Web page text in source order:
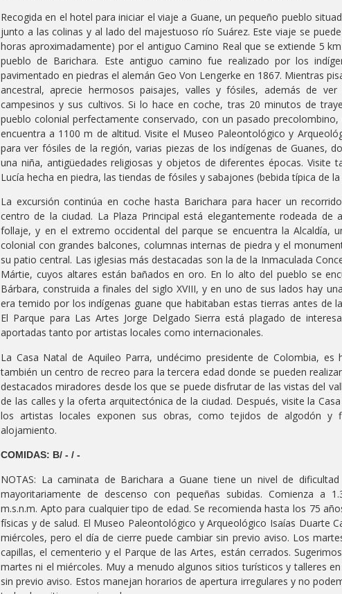
Recogida en el hotel para iniciar el viaje a Guane, un pequeño pueblo
junto a las colinas y al lado del majestuoso río Suárez. Este viaje se
horas aproximadamente) por el antiguo Camino Real que se extiende 5
pueblo de Barichara. Este antiguo camino fue realizado por los
pavimentado en piedras el alemán Geo Von Lengerke en 1867. Mientras
ancestral, aprecie hermosos paisajes, valles y fósiles, además de
campesinos y sus cultivos. Si lo hace en coche, tras 20 minutos de
pueblo colonial perfectamente conservado, con un pasado precolombino,
encuentra a 1100 m de altitud. Visite el Museo Paleontológico y
para ver fósiles de la región, varias piezas de los indígenas de Guanes,
una niña, antigüedades religiosas y objetos de diferentes épocas. Visite
Lucía hecha en piedra, las tiendas de fósiles y sabajones (bebida típica de
La excursión continúa en coche hasta Barichara para hacer un
centro de la ciudad. La Plaza Principal está elegantemente rodeada de
follaje, y en el extremo occidental del parque se encuentra la Alcaldía,
colonial con grandes balcones, columnas internas de piedra y el
su patio central. Las iglesias más destacadas son la de la Inmaculada
Mártie, cuyos altares están bañados en oro. En lo alto del pueblo se
Bárbara, construida a finales del siglo XVIII, y en uno de sus lados hay
era temido por los indígenas guane que habitaban estas tierras antes de
El Parque para Las Artes Jorge Delgado Sierra está plagado de
aportadas tanto por artistas locales como internacionales.
La Casa Natal de Aquileo Parra, undécimo presidente de Colombia,
también un centro de recreo para la tercera edad donde se pueden
destacados miradores desde los que se puede disfrutar de las vistas del
de las calles y la oferta arquitectónica de la ciudad. Después, visite la
los artistas locales exponen sus obras, como tejidos de algodón y
alojamiento.
COMIDAS: B/ - / -
NOTAS: La caminata de Barichara a Guane tiene un nivel de
mayoritariamente de descenso con pequeñas subidas. Comienza a
m.s.n.m. Apto para cualquier tipo de edad. Se recomienda hasta los 75
físicas y de salud. El Museo Paleontológico y Arqueológico Isaías Duarte
miércoles, pero el día de cierre puede cambiar sin previo aviso. Los
capillas, el cementerio y el Parque de las Artes, están cerrados.
martes ni el miércoles. Muy a menudo algunos sitios turísticos y talleres
sin previo aviso. Estos manejan horarios de apertura irregulares y no